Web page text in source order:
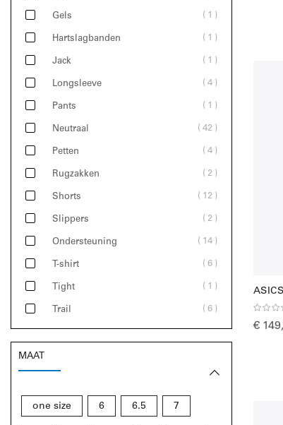
€
Gels 1
Hartslagbanden 1
Jack 1
Longsleeve 4
Pants 1
Neutraal 42
Petten 4
Rugzakken 2
Shorts 12
Slippers 2
Ondersteuning 14
T-shirt 6
Tight 1
Trail 6
MAAT
one size 6 6.5 7